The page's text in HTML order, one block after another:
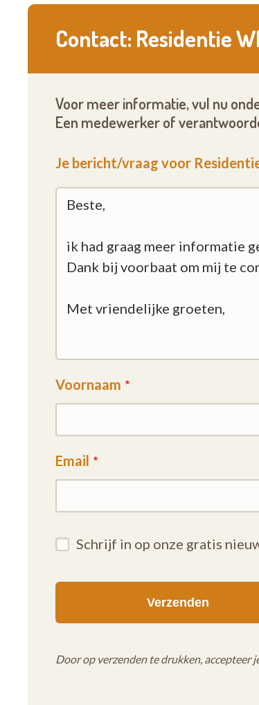
Contact: Residentie
Voor meer informatie, vul nu
Een medewerker of
Je bericht/vraag voor
Voornaam
Email
Schrijf in op onze gratis
Door op verzenden te drukken, accepteer